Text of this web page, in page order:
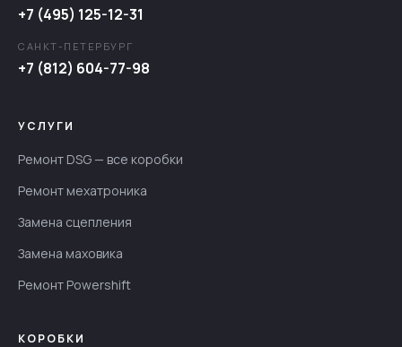
+7 (495) 125-12-31
САНКТ-ПЕТЕРБУРГ
+7 (812) 604-77-98
УСЛУГИ
Ремонт DSG — все коробки
Ремонт мехатроника
Замена сцепления
Замена маховика
Ремонт Powershift
КОРОБКИ